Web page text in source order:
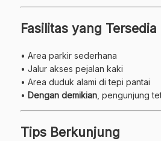
Fasilitas yang Tersedia
• Area parkir sederhana
• Jalur akses pejalan kaki
• Area duduk alami di tepi pantai
• Dengan demikian, pengunjung
Tips Berkunjung